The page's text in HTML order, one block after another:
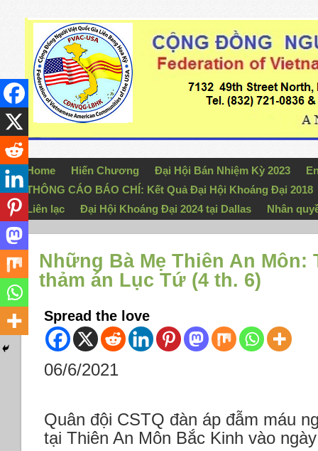
Home Hiến Chương Đại Hội Bán Nhiệm Kỳ 2023
THÔNG CÁO BÁO CHÍ: Kết Quả Đại Hội Khoáng Đại 2018
Liên lạc
Đại Hội Khoáng Đại 2024 tại Dallas Nhân
Những Bà Mẹ Thiên An
thảm án Lục Tứ (4 th. 6)
Spread the love
06/6/2021
Quân đội CSTQ đàn áp đẫm máu
tại Thiên An Môn Bắc Kinh vào